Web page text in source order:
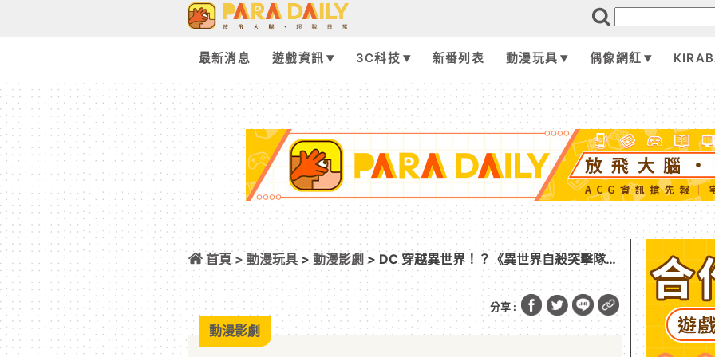
最新消息 遊戲資訊 3C科技 新番列表 動漫玩具 偶像網紅
首頁 >動漫玩具 >動漫影劇 > DC 穿越異世界！？《異世界自殺突擊隊》
天野明擔任角色原案
分享 :
動漫影劇